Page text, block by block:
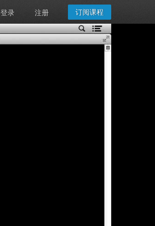
登录 注册 订阅课程